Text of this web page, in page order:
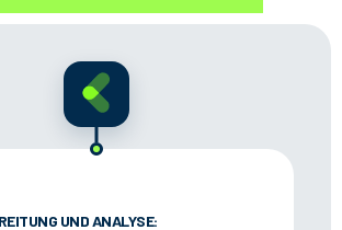
UND ANALYSE: